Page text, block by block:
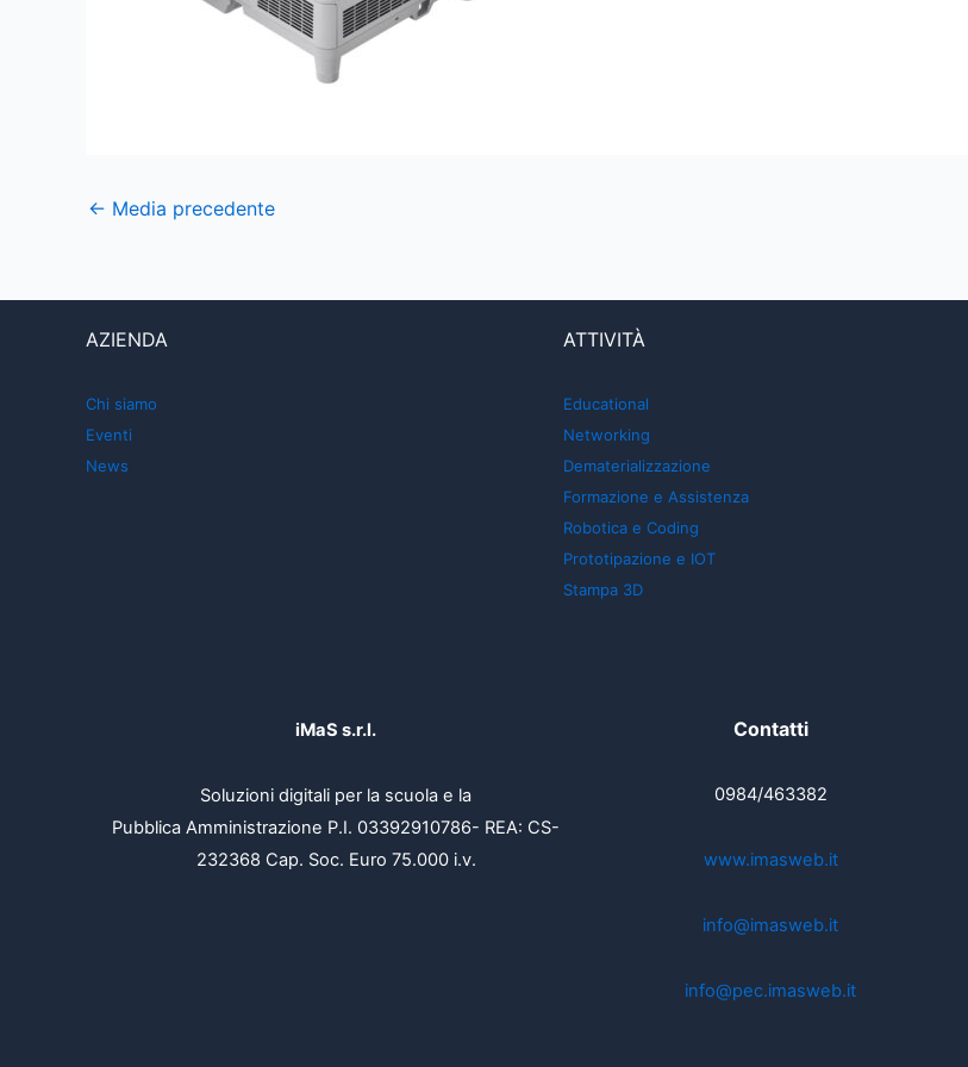
← Media precedente
AZIENDA
Chi siamo
Eventi
News
ATTIVITÀ
Educational
Networking
Dematerializzazione
Formazione e Assistenza
Robotica e Coding
Prototipazione e IOT
Stampa 3D
iMaS s.r.l.
Soluzioni digitali per la scuola e la
Pubblica Amministrazione P.I. 03392910786- REA: CS-
232368 Cap. Soc. Euro 75.000 i.v.
Contatti
0984/463382
www.imasweb.it
info@imasweb.it
info@pec.imasweb.it